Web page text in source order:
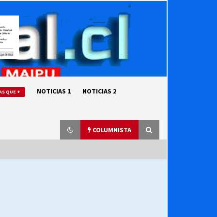
QUE + NOTICIAS 1 NOTICIAS 2
COLUMNISTA